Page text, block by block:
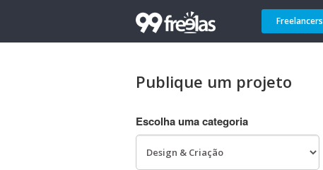
Freelancers
Publique um projeto
Escolha uma categoria